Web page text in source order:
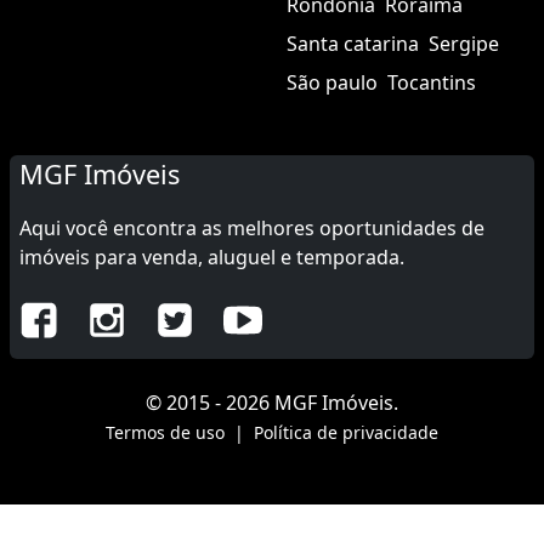
Santa catarina Sergipe
São paulo Tocantins
MGF Imóveis
Aqui você encontra as melhores oportunidades de
imóveis para venda, aluguel e temporada.
© 2015 - 2026 MGF Imóveis.
Termos de uso | Política de privacidade